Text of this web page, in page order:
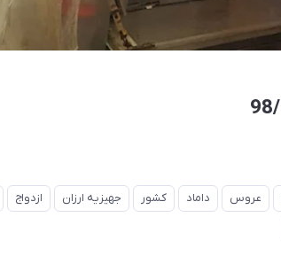
عروس داماد کشور جهیزیه ارزان ازدواج